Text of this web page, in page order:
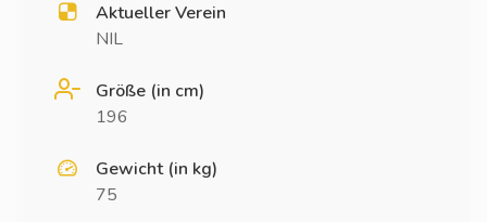
Aktueller Verein
NIL
Größe (in cm)
196
Gewicht (in kg)
75